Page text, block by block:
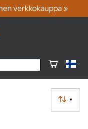
verkkokauppa »
▼